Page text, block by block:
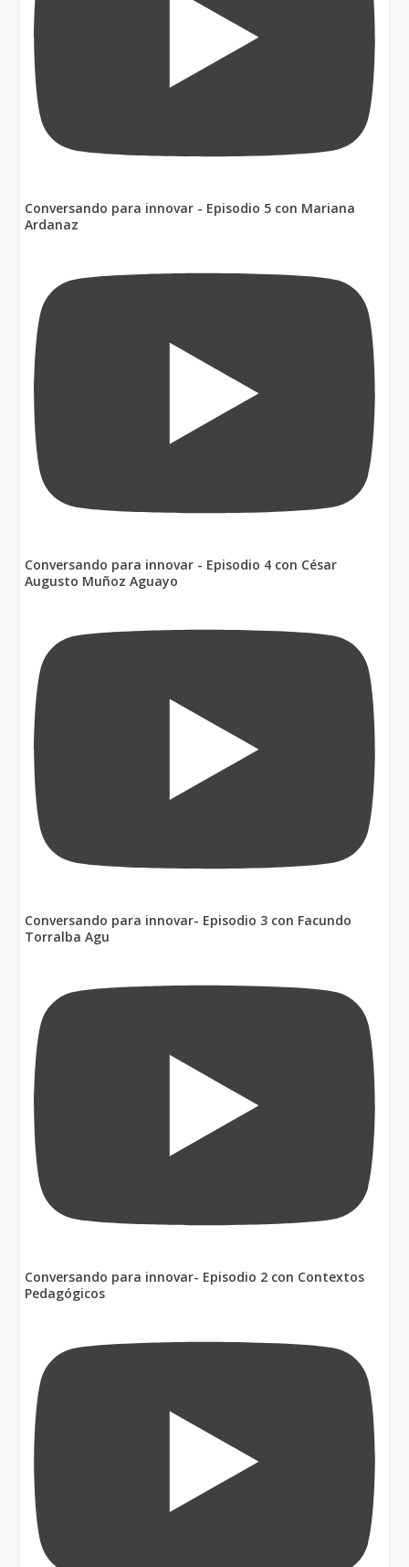
Conversando para innovar - Episodio 5 con Mariana
Ardanaz
Conversando para innovar - Episodio 4 con César
Augusto Muñoz Aguayo
Conversando para innovar- Episodio 3 con Facundo
Torralba Agu
Conversando para innovar- Episodio 2 con Contextos
Pedagógicos